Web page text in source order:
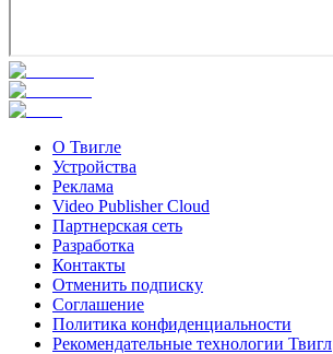
О Твигле
Устройства
Реклама
Video Publisher Cloud
Партнерская сеть
Разработка
Контакты
Отменить подписку
Соглашение
Политика конфиденциальности
Рекомендательные технологии Твигл